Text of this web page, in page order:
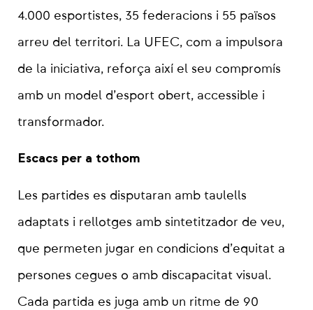
4.000 esportistes, 35 federacions i 55 països
arreu del territori. La UFEC, com a impulsora
de la iniciativa, reforça així el seu compromís
amb un model d’esport obert, accessible i
transformador.
Escacs per a tothom
Les partides es disputaran amb taulells
adaptats i rellotges amb sintetitzador de veu,
que permeten jugar en condicions d’equitat a
persones cegues o amb discapacitat visual.
Cada partida es juga amb un ritme de 90